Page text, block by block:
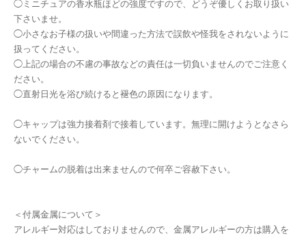
◯ミニチュアの香水瓶ほどの強度ですので、どうぞ優しくお取り扱い
下さいませ。
◯小さなお子様の扱いや間違った方法で誤飲や怪我をされないように
扱ってください。
◯上記の場合の不慮の事故などの責任は一切負いませんのでご注意く
ださい。
◯直射日光を浴び続けると褪色の原因になります。
◯キャップは強力接着剤で接着しています。無理に開けようとなさら
ないでください。
◯チャームの脱着は出来ませんので何卒ご容赦下さい。
＜付属金属について＞
アレルギー対応はしておりませんので、金属アレルギーの方は購入を